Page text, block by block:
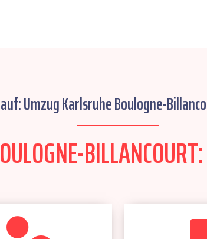
Umzug Karlsruhe Boulogne-